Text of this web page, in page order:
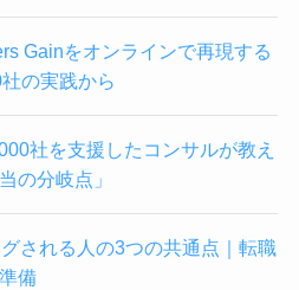
Gainをオンラインで再現する
の実践から
社を支援したコンサルが教え
の分岐点」
される人の3つの共通点｜転職
備